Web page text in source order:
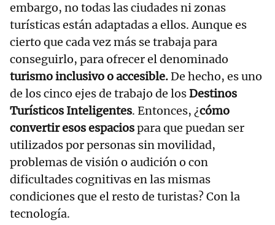
embargo, no todas las ciudades ni zonas
turísticas están adaptadas a ellos. Aunque es
cierto que cada vez más se trabaja para
conseguirlo, para ofrecer el denominado
turismo inclusivo o accesible.De hecho, es uno
de los cinco ejes de trabajo de losDestinos
Turísticos Inteligentes. Entonces, ¿cómo
convertir esos espaciospara que puedan ser
utilizados por personas sin movilidad,
problemas de visión o audición o con
dificultades cognitivas en las mismas
condiciones que el resto de turistas? Con la
tecnología.